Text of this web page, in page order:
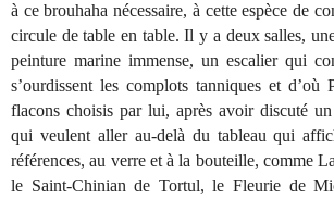
à ce brouhaha nécessaire, à cette espèce de
circule de table en table. Il y a deux salles,
peinture marine immense, un escalier qui
s’ourdissent les complots tanniques et d’où
flacons choisis par lui, après avoir discuté
qui veulent aller au-delà du tableau qui
références, au verre et à la bouteille, comme
le Saint-Chinian de Tortul, le Fleurie de